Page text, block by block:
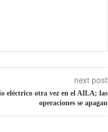
next post
eléctrico otra vez en el AILA; las
operaciones se apagan